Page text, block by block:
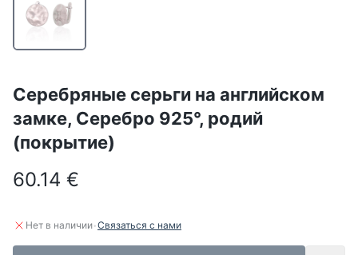
Серебряные серьги на английском
замке, Серебро 925°, родий
(покрытие)
60.14 €
Нет в наличии·Связаться с нами